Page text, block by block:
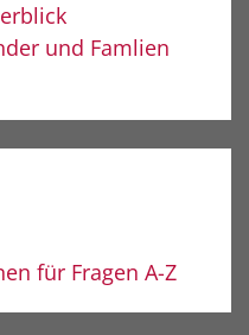
und Famlien
für Fragen A-Z